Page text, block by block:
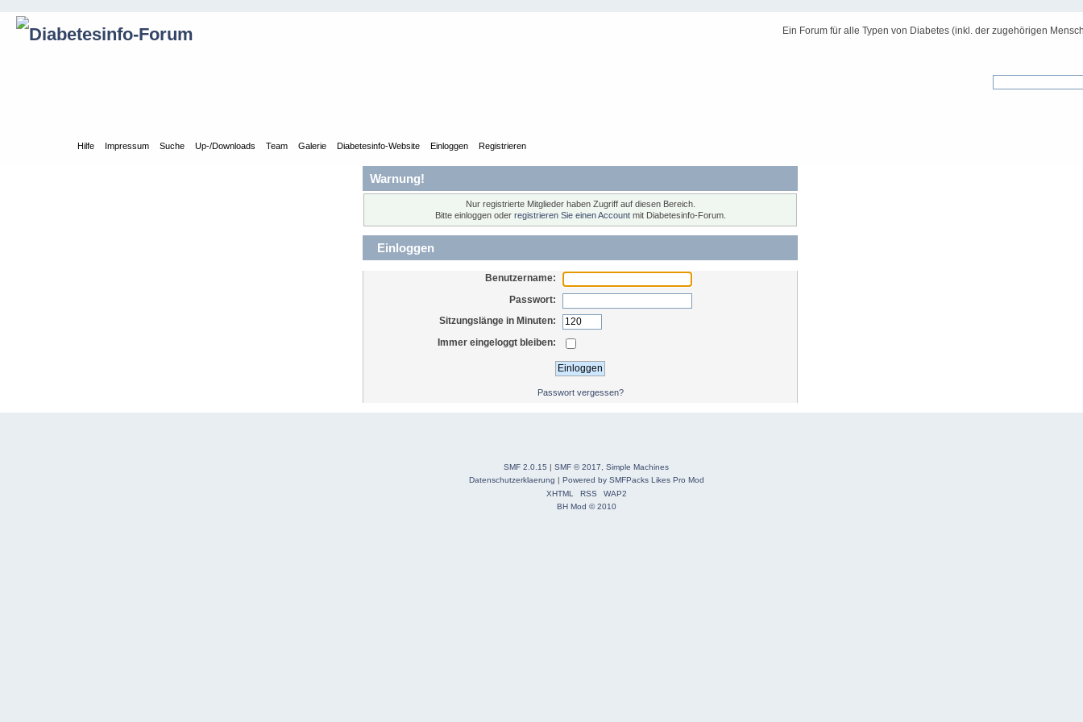
Ein Forum für alle Typen von Diabetes (inkl. der zugehörigen
Hilfe Impressum Suche Up-/Downloads Team Galerie Diabetesinfo-Website Einloggen Registrieren
Warnung!
Nur registrierte Mitglieder haben Zugriff auf diesen Bereich.
Bitte einloggen oder registrieren Sie einen Accountmit Diabetesinfo-Forum.
Einloggen
Benutzername:
Passwort:
Sitzungslänge in Minuten:
Immer eingeloggt bleiben:
Passwort vergessen?
SMF 2.0.15 | SMF © 2017
Simple Machines
Datenschutzerklaerung | Powered by SMFPacks Likes Pro Mod
XHTML
RSS
WAP2
BH Mod © 2010